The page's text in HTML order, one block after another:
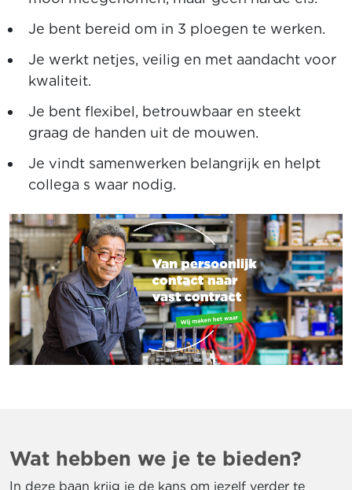
Je bent bereid om in 3 ploegen te werken.
Je werkt netjes, veilig en met aandacht voor
kwaliteit.
Je bent flexibel, betrouwbaar en steekt
graag de handen uit de mouwen.
Je vindt samenwerken belangrijk en helpt
collega s waar nodig.
Wat hebben we je te bieden?
In deze baan krijg je de kans om jezelf verder te